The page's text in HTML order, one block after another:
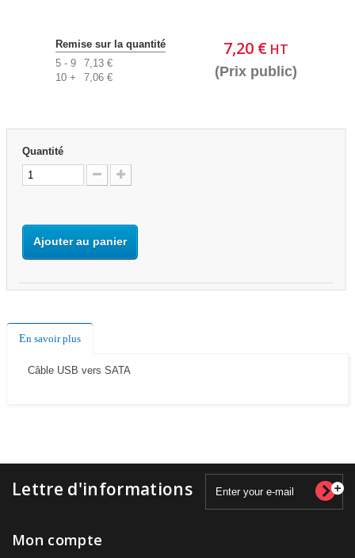
7,20 € HT
(Prix public)
Remise sur la quantité
5 - 9
7,13 €
10 +
7,06 €
Quantité
Ajouter au panier
En savoir plus
Câble USB vers SATA
Lettre d'informations
Mon compte